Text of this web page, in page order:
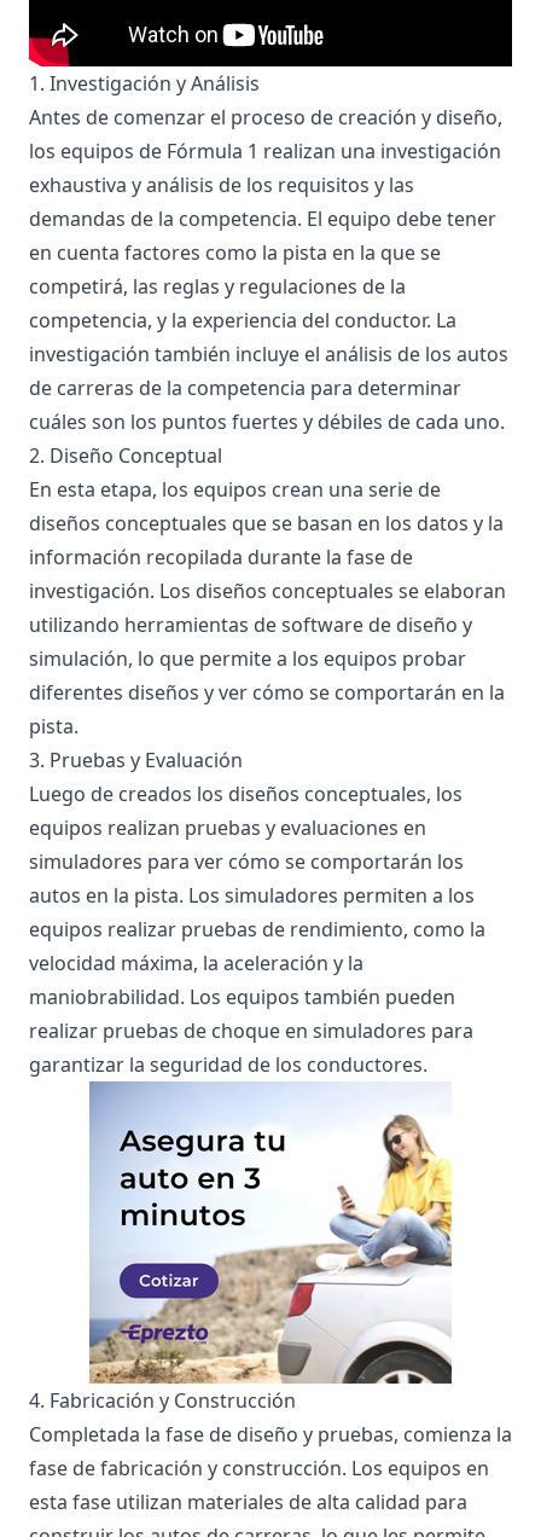
1. Investigación y Análisis
Antes de comenzar el proceso de creación y diseño,
los equipos de Fórmula 1 realizan una investigación
exhaustiva y análisis de los requisitos y las
demandas de la competencia. El equipo debe tener
en cuenta factores como la pista en la que se
competirá, las reglas y regulaciones de la
competencia, y la experiencia del conductor. La
investigación también incluye el análisis de los autos
de carreras de la competencia para determinar
cuáles son los puntos fuertes y débiles de cada uno.
2. Diseño Conceptual
En esta etapa, los equipos crean una serie de
diseños conceptuales que se basan en los datos y la
información recopilada durante la fase de
investigación. Los diseños conceptuales se elaboran
utilizando herramientas de software de diseño y
simulación, lo que permite a los equipos probar
diferentes diseños y ver cómo se comportarán en la
pista.
3. Pruebas y Evaluación
Luego de creados los diseños conceptuales, los
equipos realizan pruebas y evaluaciones en
simuladores para ver cómo se comportarán los
autos en la pista. Los simuladores permiten a los
equipos realizar pruebas de rendimiento, como la
velocidad máxima, la aceleración y la
maniobrabilidad. Los equipos también pueden
realizar pruebas de choque en simuladores para
garantizar la seguridad de los conductores.
4. Fabricación y Construcción
Completada la fase de diseño y pruebas, comienza la
fase de fabricación y construcción. Los equipos en
esta fase utilizan materiales de alta calidad para